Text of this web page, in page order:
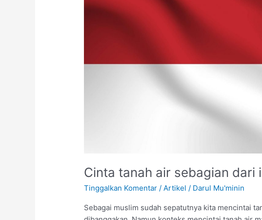
Cinta tanah air sebagian dari
Tinggalkan Komentar /Artikel / Darul Mu'minin
Sebagai muslim sudah sepatutnya kita mencintai
air